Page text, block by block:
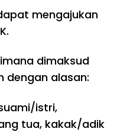
mengajukan
dimaksud
dengan alasan:
istri,
tua, kakak/adik